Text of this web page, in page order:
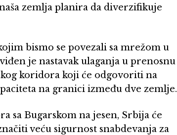
zemlja planira da diverzifikuje
bismo se povezali sa mrežom u
je nastavak ulaganja u prenosnu
koridora koji će odgovoriti na
na granici između dve zemlje.
sa Bugarskom na jesen, Srbija će
veću sigurnost snabdevanja za